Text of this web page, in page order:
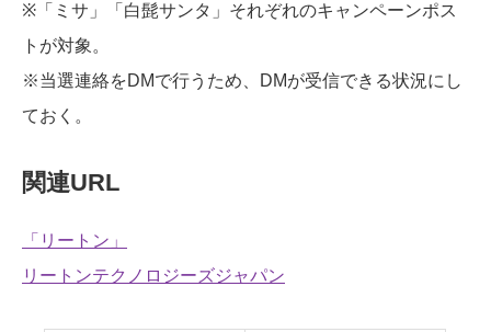
※「ミサ」「白髭サンタ」それぞれのキャンペーンポス
トが対象。
※当選連絡をDMで行うため、DMが受信できる状況にし
ておく。
関連URL
「リートン」
リートンテクノロジーズジャパン